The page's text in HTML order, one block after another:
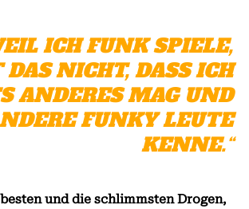
ICH FUNK SPIELE,
NICHT, DASS ICH N
MAG UND N
FUNKY LEUTE K
ENNE.“
und die schlimmsten Drogen,